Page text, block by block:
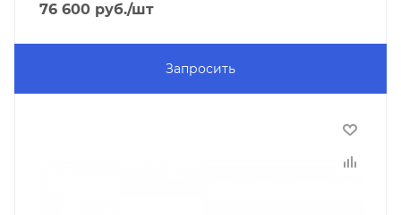
76 600 руб./шт
Запросить